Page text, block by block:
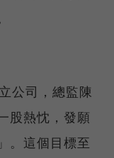
公司，總監陳
股熱忱，發願
。這個目標至